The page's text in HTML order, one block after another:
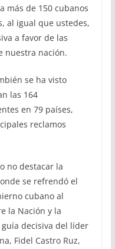
más de 150 cubanos
al igual que ustedes,
a favor de las
nuestra nación.
se ha visto
las 164
en 79 países,
reclamos
no destacar la
se refrendó el
cubano al
la Nación y la
decisiva del líder
Fidel Castro Ruz,